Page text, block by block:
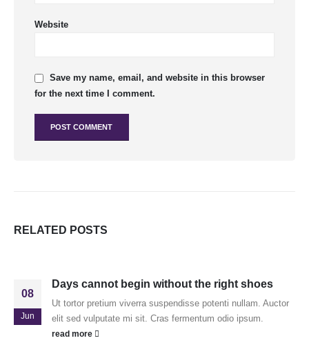
Website
Save my name, email, and website in this browser
for the next time I comment.
RELATED POSTS
08
Jun
Days cannot begin without the right shoes
Ut tortor pretium viverra suspendisse potenti nullam. Auctor
elit sed vulputate mi sit. Cras fermentum odio ipsum.
read more